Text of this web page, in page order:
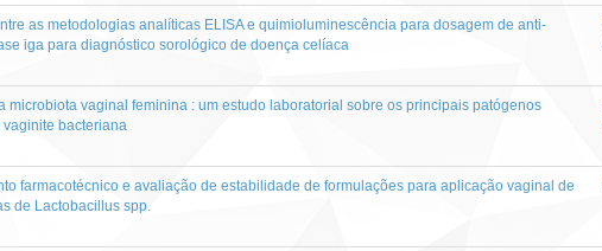
as metodologias analíticas ELISA e quimioluminescência para dosagem de anti-
iga para diagnóstico sorológico de doença celíaca
microbiota vaginal feminina : um estudo laboratorial sobre os principais patógenos
bacteriana
farmacotécnico e avaliação de estabilidade de formulações para aplicação vaginal de
de Lactobacillus spp.